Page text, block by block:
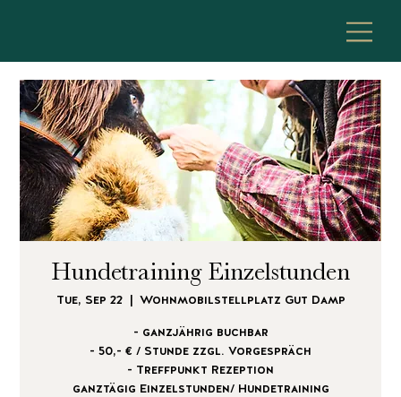
Hundetraining Einzelstunden
Tue, Sep 22
  |
Wohnmobilstellplatz Gut Damp
- ganzjährig buchbar
- 50,- € / Stunde zzgl. Vorgespräch
- Treffpunkt Rezeption
ganztägig Einzelstunden/ Hundetraining